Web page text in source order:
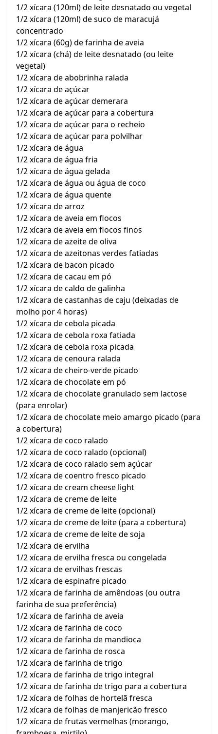
1/2 xícara (120ml) de leite desnatado ou vegetal
1/2 xícara (120ml) de suco de maracujá
concentrado
1/2 xícara (60g) de farinha de aveia
1/2 xícara (chá) de leite desnatado (ou leite
vegetal)
1/2 xícara de abobrinha ralada
1/2 xícara de açúcar
1/2 xícara de açúcar demerara
1/2 xícara de açúcar para a cobertura
1/2 xícara de açúcar para o recheio
1/2 xícara de açúcar para polvilhar
1/2 xícara de água
1/2 xícara de água fria
1/2 xícara de água gelada
1/2 xícara de água ou água de coco
1/2 xícara de água quente
1/2 xícara de arroz
1/2 xícara de aveia em flocos
1/2 xícara de aveia em flocos finos
1/2 xícara de azeite de oliva
1/2 xícara de azeitonas verdes fatiadas
1/2 xícara de bacon picado
1/2 xícara de cacau em pó
1/2 xícara de caldo de galinha
1/2 xícara de castanhas de caju (deixadas de
molho por 4 horas)
1/2 xícara de cebola picada
1/2 xícara de cebola roxa fatiada
1/2 xícara de cebola roxa picada
1/2 xícara de cenoura ralada
1/2 xícara de cheiro-verde picado
1/2 xícara de chocolate em pó
1/2 xícara de chocolate granulado sem lactose
(para enrolar)
1/2 xícara de chocolate meio amargo picado (para
a cobertura)
1/2 xícara de coco ralado
1/2 xícara de coco ralado (opcional)
1/2 xícara de coco ralado sem açúcar
1/2 xícara de coentro fresco picado
1/2 xícara de cream cheese light
1/2 xícara de creme de leite
1/2 xícara de creme de leite (opcional)
1/2 xícara de creme de leite (para a cobertura)
1/2 xícara de creme de leite de soja
1/2 xícara de ervilha
1/2 xícara de ervilha fresca ou congelada
1/2 xícara de ervilhas frescas
1/2 xícara de espinafre picado
1/2 xícara de farinha de amêndoas (ou outra
farinha de sua preferência)
1/2 xícara de farinha de aveia
1/2 xícara de farinha de coco
1/2 xícara de farinha de mandioca
1/2 xícara de farinha de rosca
1/2 xícara de farinha de trigo
1/2 xícara de farinha de trigo integral
1/2 xícara de farinha de trigo para a cobertura
1/2 xícara de folhas de hortelã fresca
1/2 xícara de folhas de manjericão fresco
1/2 xícara de frutas vermelhas (morango,